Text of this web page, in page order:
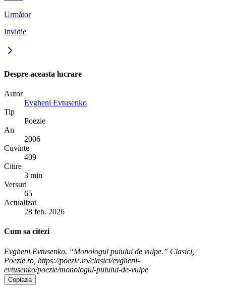
Următor
Invidie
Despre aceasta lucrare
Autor
Evgheni Evtusenko
Tip
Poezie
An
2006
Cuvinte
409
Citire
3 min
Versuri
65
Actualizat
28 feb. 2026
Cum sa citezi
Evgheni Evtusenko. “Monologul puiului de vulpe.” Clasici,
Poezie.ro, https://poezie.ro/clasici/evgheni-
evtusenko/poezie/monologul-puiului-de-vulpe
Copiaza